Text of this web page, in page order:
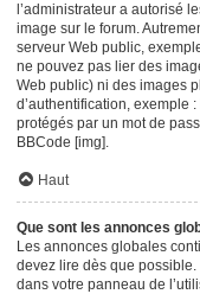
l’administrateur a autorisé
image sur le forum.
serveur Web public,
ne pouvez pas lier des
Web public) ni des images
d’authentification, exemple
protégés par un mot de
BBCode [img].
Haut
Que sont les annonces
Les annonces globales
devez lire dès que
dans votre panneau de